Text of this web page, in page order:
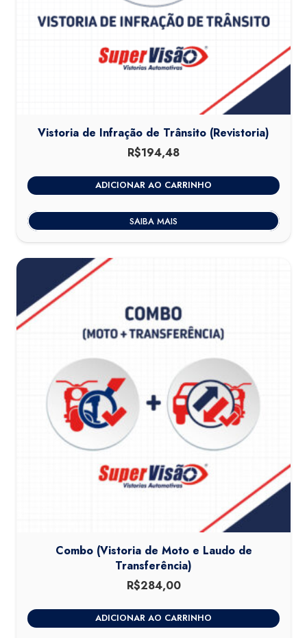
Vistoria de Infração de Trânsito (Revistoria)
R$194,48
ADICIONAR AO CARRINHO
SAIBA MAIS
Combo (Vistoria de Moto e Laudo de
Transferência)
R$284,00
ADICIONAR AO CARRINHO